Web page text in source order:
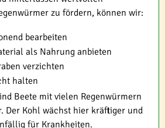
zu fördern, können wir:
bearbeiten
als Nahrung anbieten
verzichten
halten
Beete mit vielen Regenwürmern
Der Kohl wächst hier kräftiger und
für Krankheiten.